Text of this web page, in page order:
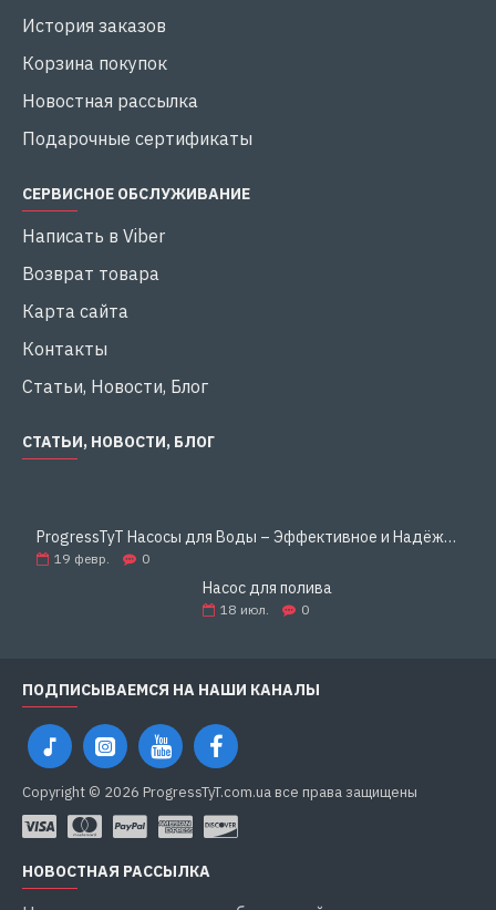
История заказов
Корзина покупок
Новостная рассылка
Подарочные сертификаты
СЕРВИСНОЕ ОБСЛУЖИВАНИЕ
Написать в Viber
Возврат товара
Карта сайта
Контакты
Статьи, Новости, Блог
СТАТЬИ, НОВОСТИ, БЛОГ
ProgressTyT Насосы для Воды – Эффективное и Надёжное Решение для Дома и Бизнеса
19 февр. 0
Насос для полива
18 июл. 0
ПОДПИСЫВАЕМСЯ НА НАШИ КАНАЛЫ
Copyright © 2026 ProgressTyT.com.ua все права защищены
НОВОСТНАЯ РАССЫЛКА